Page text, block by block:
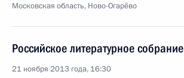
Московская область, Ново-Огарёво
Российское литературное собрание
21 ноября 2013 года, 16:30